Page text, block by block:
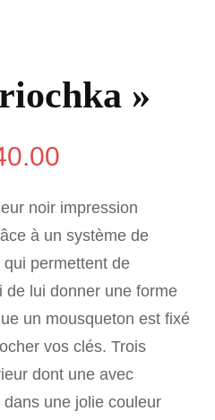
»
prix
actuel
est :
CHF 40.00.
noir impression
à un système de
permettent de
de lui donner une forme
un mousqueton est fixé
vos clés. Trois
dont une avec
une jolie couleur